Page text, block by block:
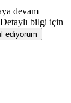
devam
bilgi için
ediyorum